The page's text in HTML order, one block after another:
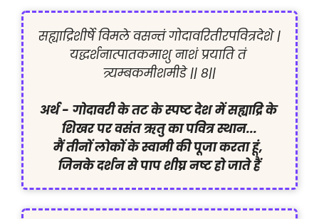
सह्याद्रिशीर्षे विमले वसन्तं गोदावरितीरपवित्रदेशे |
यद्धर्शनात्पातकमाशु नाशं प्रयाति तं
त्र्यम्बकमीशमीडे || ८||
अर्थ - गोदावरी के तट के स्पष्ट देश में सह्याद्रि के
शिखर पर वसंत ऋतु का पवित्र स्थान...
मैं तीनों लोकों के स्वामी की पूजा करता हूं,
जिनके दर्शन से पाप शीघ्र नष्ट हो जाते हैं